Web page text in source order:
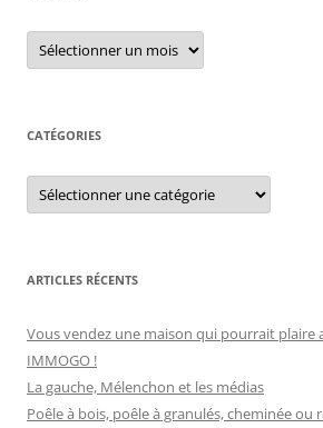
r
r
A
c
e
s
CATÉGORIES
C
t
r
i
ARTICLES RÉCENTS
Vous vendez une maison qui pourrait plaire
IMMOGO !
La gauche, Mélenchon et les médias
Poêle à bois, poêle à granulés, cheminée ou